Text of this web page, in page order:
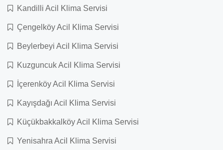
Kandilli Acil Klima Servisi
Çengelköy Acil Klima Servisi
Beylerbeyi Acil Klima Servisi
Kuzguncuk Acil Klima Servisi
İçerenköy Acil Klima Servisi
Kayışdağı Acil Klima Servisi
Küçükbakkalköy Acil Klima Servisi
Yenisahra Acil Klima Servisi